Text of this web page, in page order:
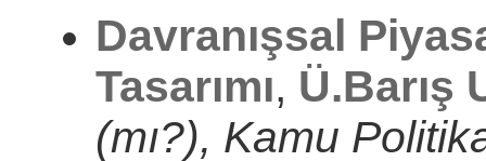
Davranışsal
Tasarımı, Ü.Barış
(mı?), Kamu